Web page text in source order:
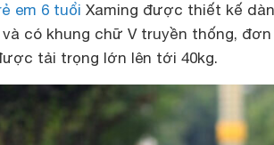
em 6 tuổi Xaming được thiết kế
có khung chữ V truyền thống,
tải trọng lớn lên tới 40kg.